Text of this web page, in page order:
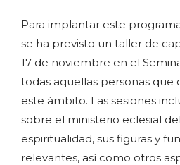
Para implantar este
se ha previsto un taller de
17 de noviembre en el
todas aquellas personas que
este ámbito. Las sesiones
sobre el ministerio eclesial
espiritualidad, sus figuras y
relevantes, así como otros